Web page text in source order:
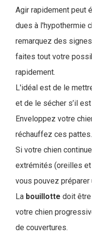
Agir rapidement peut
dues à l'hypothermie
remarquez des
faites tout votre
rapidement.
L'idéal est de le
et de le sécher s’il
Enveloppez votre
réchauffez ces pattes.
Si votre chien
extrémités (oreilles
vous pouvez préparer
La bouillotte doit
votre chien
de couvertures.